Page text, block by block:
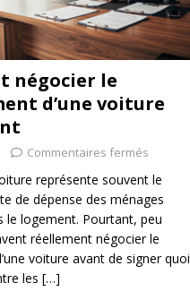
négocier le
d’une voiture
Commentaires fermés
représente souvent le
de dépense des ménages
le logement. Pourtant, peu
réellement négocier le
voiture avant de signer quoi
les […]